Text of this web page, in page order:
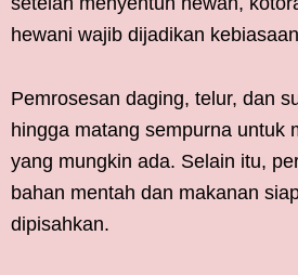
hewani wajib dijadikan
Pemrosesan daging, telur, dan
hingga matang sempurna untuk
yang mungkin ada. Selain itu,
bahan mentah dan makanan
dipisahkan.